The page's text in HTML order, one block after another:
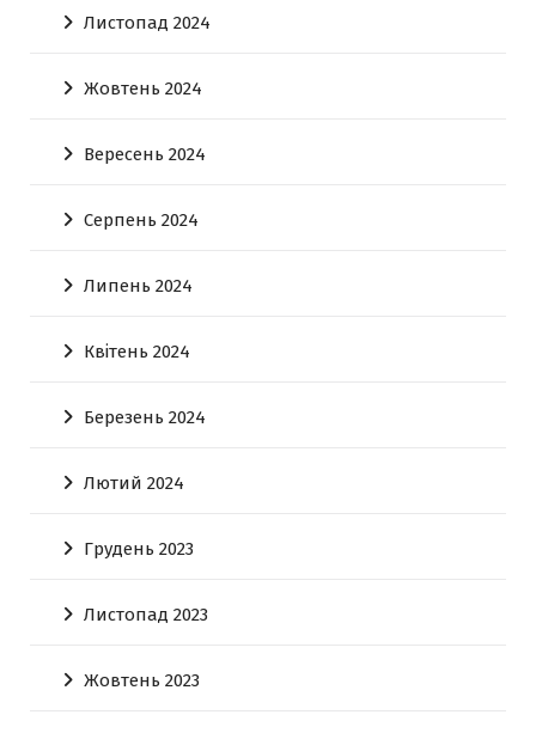
Листопад 2024
Жовтень 2024
Вересень 2024
Серпень 2024
Липень 2024
Квітень 2024
Березень 2024
Лютий 2024
Грудень 2023
Листопад 2023
Жовтень 2023